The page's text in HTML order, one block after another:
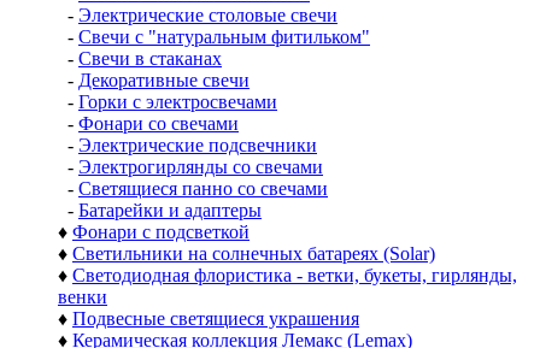
- Электрические столовые свечи
- Свечи с "натуральным фитильком"
- Свечи в стаканах
- Декоративные свечи
- Горки с электросвечами
- Фонари со свечами
- Электрические подсвечники
- Электрогирлянды со свечами
- Светящиеся панно со свечами
- Батарейки и адаптеры
♦ Фонари с подсветкой
♦ Светильники на солнечных батареях (Solar)
♦ Светодиодная флористика - ветки, букеты, гирлянды,
венки
♦ Подвесные светящиеся украшения
♦ Керамическая коллекция Лемакс (Lemax)